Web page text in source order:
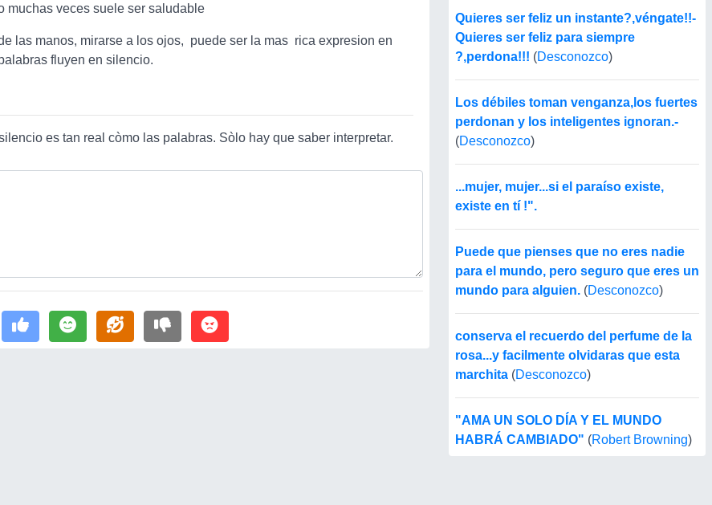
muchas veces suele ser saludable
las manos, mirarse a los ojos, puede ser la mas rica expresion en
fluyen en silencio.
es tan real còmo las palabras. Sòlo hay que saber interpretar.
Quieres ser feliz un instante?,véngate!!-
Quieres ser feliz para siempre
?,perdona!!! (Desconozco)
Los débiles toman venganza,los fuertes
perdonan y los inteligentes ignoran.-
(Desconozco)
...mujer, mujer...si el paraíso existe,
existe en tí !".
Puede que pienses que no eres nadie
para el mundo, pero seguro que eres un
mundo para alguien. (Desconozco)
conserva el recuerdo del perfume de la
rosa...y facilmente olvidaras que esta
marchita (Desconozco)
"AMA UN SOLO DÍA Y EL MUNDO
HABRÁ CAMBIADO" (Robert Browning)